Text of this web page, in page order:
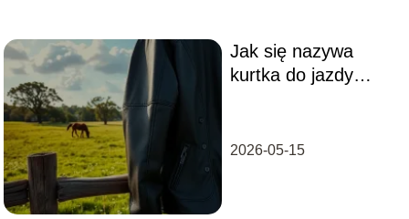
Jak się nazywa
kurtka do jazdy
2026-05-15